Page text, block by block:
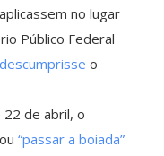
no lugar
Público Federal
o
22 de abril, o
“passar a boiada”